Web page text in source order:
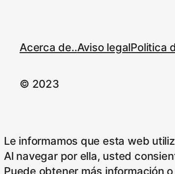
Acerca de..Aviso legalPolitica
© 2023
Le informamos que esta web
Al navegar por ella, usted
Puede obtener más información